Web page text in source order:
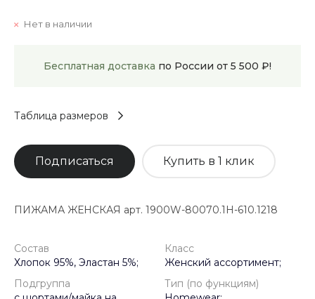
Нет в наличии
Бесплатная доставка по России от 5 500 ₽!
Таблица размеров
Подписаться Купить в 1 клик
ПИЖАМА ЖЕНСКАЯ арт. 1900W-80070.1H-610.1218
Состав
Хлопок 95%, Эластан 5%;
Класс
Женский ассортимент;
Подгруппа
Тип (по функциям)